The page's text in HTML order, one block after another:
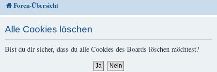
Foren-Übersicht
Alle Cookies löschen
Bist du dir sicher, dass du alle Cookies des Boards löschen möchtest?